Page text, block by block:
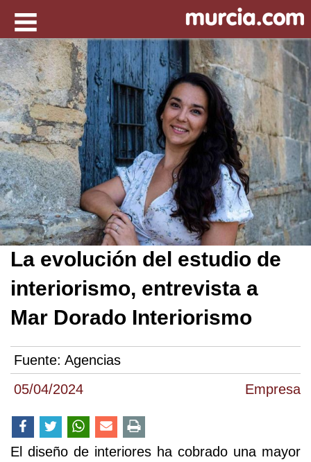
05/04/2024 Empresa
La evolución del estudio de
interiorismo, entrevista a
Mar Dorado Interiorismo
Fuente: Agencias
El diseño de interiores ha cobrado una mayor